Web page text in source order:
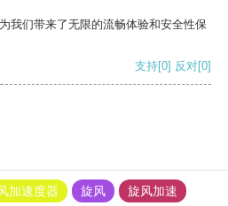
我们带来了无限的流畅体验和安全性保
支持[0] 反对[0]
加速度器 旋风
旋风加速